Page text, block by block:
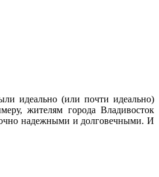
идеально (или почти идеально)
жителям города Владивосток
надежными и долговечными. И